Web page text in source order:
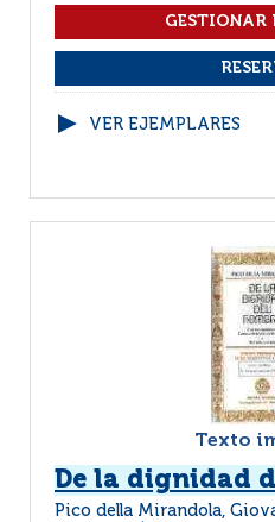
VER EJEMPLARES
Texto
De la dignidad
Pico della Mirandola,